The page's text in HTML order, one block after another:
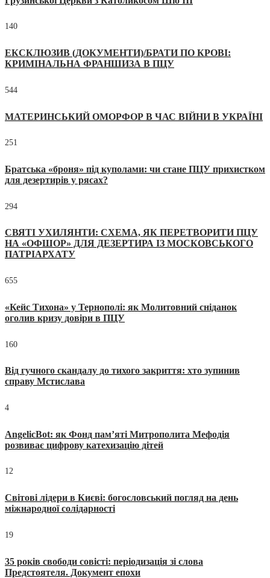
140
ЕКСКЛЮЗИВ (ДОКУМЕНТИ)/БРАТИ ПО КРОВІ:
КРИМІНАЛЬНА ФРАНШИЗА В ПЦУ
544
МАТЕРИНСЬКИЙ ОМОРФОР В ЧАС ВІЙНИ В УКРАЇНІ
251
Братська «броня» під куполами: чи стане ПЦУ прихистком
для дезертирів у рясах?
294
СВЯТІ УХИЛЯНТИ: СХЕМА, ЯК ПЕРЕТВОРИТИ ПЦУ
НА «ОФШОР» ДЛЯ ДЕЗЕРТИРА ІЗ МОСКОВСЬКОГО
ПАТРІАРХАТУ
655
«Кейс Тихона» у Тернополі: як Молитовний сніданок
оголив кризу довіри в ПЦУ
160
Від гучного скандалу до тихого закриття: хто зупинив
справу Мстислава
4
AngelicBot: як Фонд пам’яті Митрополита Мефодія
розвиває цифрову катехизацію дітей
12
Світові лідери в Києві: богословський погляд на день
міжнародної солідарності
19
35 років свободи совісті: періодизація зі слова
Предстоятеля. Документ епохи